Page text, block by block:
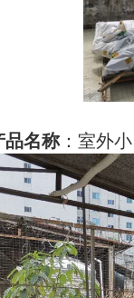
机
品名称： 室外